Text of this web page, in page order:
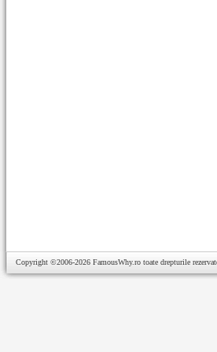
Copyright ©2006-2026 FamousWhy.ro toate drepturile